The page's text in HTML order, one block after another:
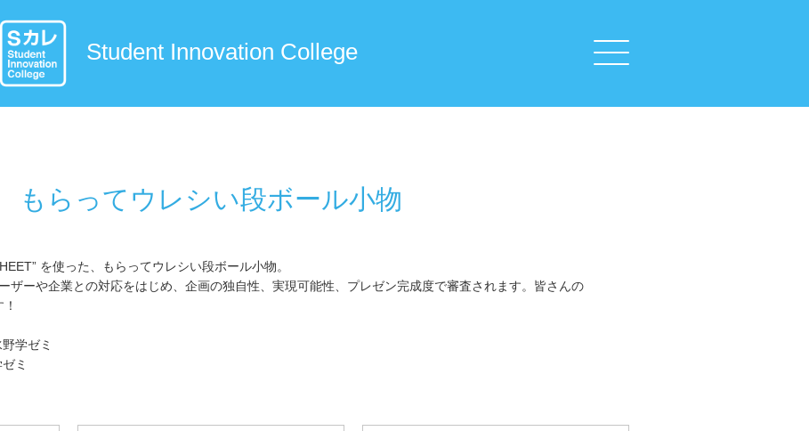
Student Innovation College
もらってウレシい段ボール小物
を使った、もらってウレシい段ボール小物。
ザーや企業との対応をはじめ、企画の独自性、実現可能性、プレゼン完成度で審査されます。皆さんの
学ゼミ
ミ